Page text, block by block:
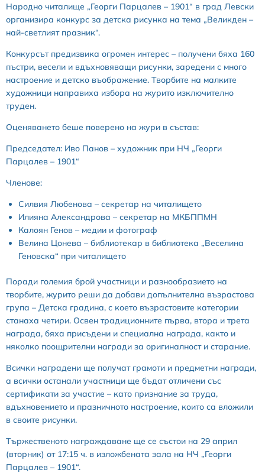
Народно читалище „Георги Парцалев – 1901“ в град Левски
организира конкурс за детска рисунка на тема „Великден –
най-светлият празник“.
Конкурсът предизвика огромен интерес – получени бяха 160
пъстри, весели и вдъхновяващи рисунки, заредени с много
настроение и детско въображение. Творбите на малките
художници направиха избора на журито изключително
труден.
Оценяването беше поверено на жури в състав:
Председател: Иво Панов – художник при НЧ „Георги
Парцалев – 1901“
Членове:
Силвия Любенова – секретар на читалището
Илияна Александрова – секретар на МКБППМН
Калоян Генов – медии и фотограф
Велина Цонева – библиотекар в библиотека „Веселина
Геновска“ при читалището
Поради големия брой участници и разнообразието на
творбите, журито реши да добави допълнителна възрастова
група – Детска градина, с което възрастовите категории
станаха четири. Освен традиционните първа, втора и трета
награда, бяха присъдени и специална награда, както и
няколко поощрителни награди за оригиналност и старание.
Всички наградени ще получат грамоти и предметни награди,
а всички останали участници ще бъдат отличени със
сертификати за участие – като признание за труда,
вдъхновението и празничното настроение, които са вложили
в своите рисунки.
Тържественото награждаване ще се състои на 29 април
(вторник) от 17:15 ч. в изложбената зала на НЧ „Георги
Парцалев – 1901“.